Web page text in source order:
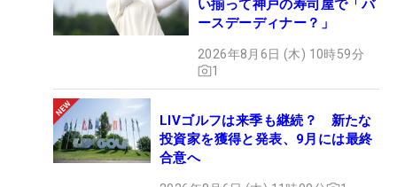
い揃って神戸の寿司屋で「バ
ースデーディナー？」
2026年8月6日 (木) 10時59分
1
LIVゴルフは来季も継続？ 新たな
投資家を獲得と発表、9月には最終
合意へ